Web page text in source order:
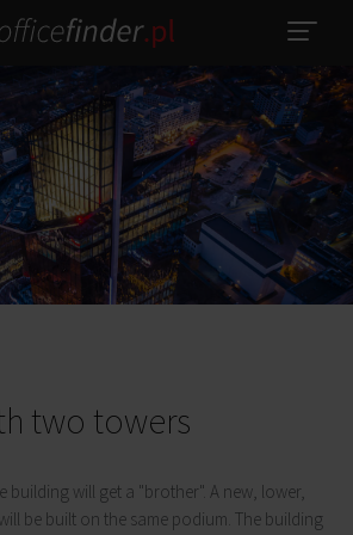
two towers
building will get a "brother". A new, lower,
be built on the same podium. The building